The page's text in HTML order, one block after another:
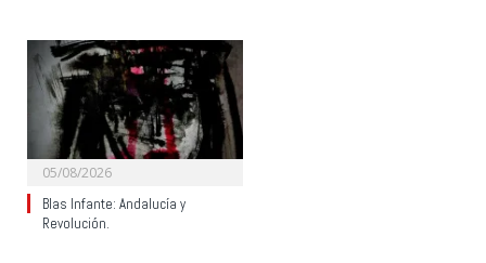
05/08/2026
Blas Infante: Andalucía y
Revolución.